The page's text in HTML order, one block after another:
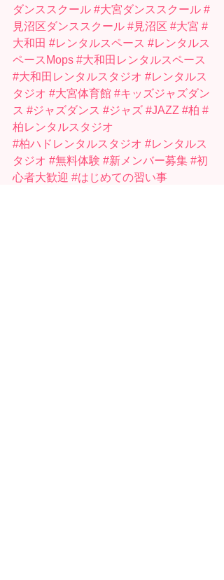
ダンススクール #大宮ダンススクール #
見沼区ダンススクール #見沼区 #大宮 #
大和田 #レンタルスペース #レンタルス
ペースMops #大和田レンタルスペース
#大和田レンタルスタジオ #レンタルス
タジオ #大宮体育館 #キッズジャズダン
ス #ジャズダンス #ジャズ #JAZZ #柏 #
柏レンタルスタジオ
#柏ハドレンタルスタジオ #レンタルス
タジオ #無料体験 #新メンバー募集 #初
心者大歓迎 #はじめての習い事